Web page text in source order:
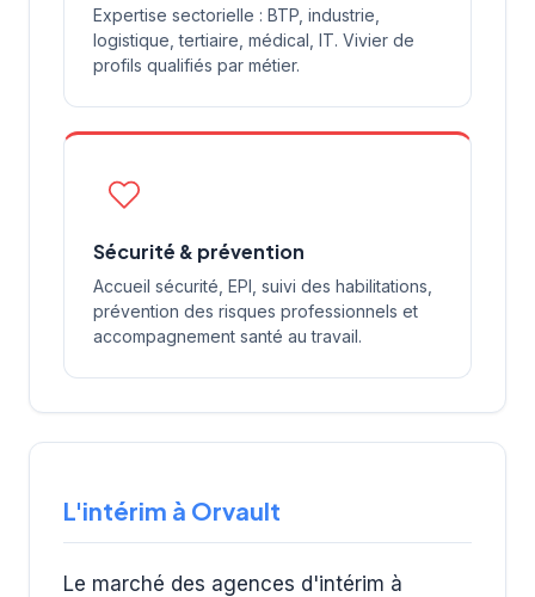
Expertise sectorielle : BTP, industrie,
logistique, tertiaire, médical, IT. Vivier de
profils qualifiés par métier.
Sécurité & prévention
Accueil sécurité, EPI, suivi des habilitations,
prévention des risques professionnels et
accompagnement santé au travail.
L'intérim à Orvault
Le marché des agences d'intérim à